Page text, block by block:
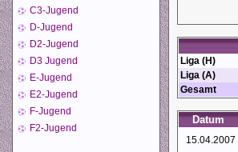
C3-Jugend
D-Jugend
D2-Jugend
D3 Jugend
E-Jugend
E2-Jugend
F-Jugend
F2-Jugend
Liga (H)
Liga (A)
Gesamt
Datum
15.04.2007